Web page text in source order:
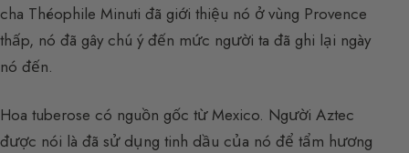
cha Théophile Minuti đã giới thiệu nó ở vùng Provence
thấp, nó đã gây chú ý đến mức người ta đã ghi lại ngày
nó đến.
Hoa tuberose có nguồn gốc từ Mexico. Người Aztec
được nói là đã sử dụng tinh dầu của nó để tẩm hương